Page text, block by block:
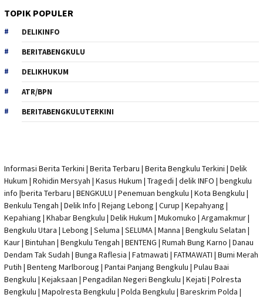
TOPIK POPULER
DELIKINFO
BERITABENGKULU
DELIKHUKUM
ATR/BPN
BERITABENGKULUTERKINI
Informasi Berita Terkini | Berita Terbaru | Berita Bengkulu Terkini | Delik
Hukum | Rohidin Mersyah | Kasus Hukum | Tragedi | delik INFO | bengkulu
info |berita Terbaru | BENGKULU | Penemuan bengkulu | Kota Bengkulu |
Benkulu Tengah | Delik Info | Rejang Lebong | Curup | Kepahyang |
Kepahiang | Khabar Bengkulu | Delik Hukum | Mukomuko | Argamakmur |
Bengkulu Utara | Lebong | Seluma | SELUMA | Manna | Bengkulu Selatan |
Kaur | Bintuhan | Bengkulu Tengah | BENTENG | Rumah Bung Karno | Danau
Dendam Tak Sudah | Bunga Raflesia | Fatmawati | FATMAWATI | Bumi Merah
Putih | Benteng Marlboroug | Pantai Panjang Bengkulu | Pulau Baai
Bengkulu | Kejaksaan | Pengadilan Negeri Bengkulu | Kejati | Polresta
Bengkulu | Mapolresta Bengkulu | Polda Bengkulu | Bareskrim Polda |